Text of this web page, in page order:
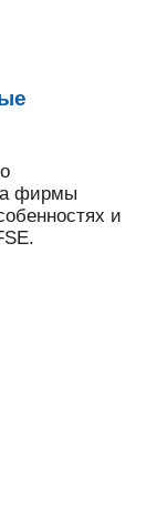
фирмы
и